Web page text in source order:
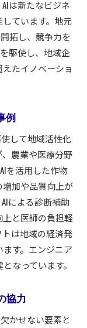
は新たなビジネ
ています。地元
拓し、競争力を
駆使し、地域企
たイノベーショ
例
して地域活性化
農業や医療分野
を活用した作物
加や品質向上が
による診断補助
と医師の負担軽
は地域の経済発
す。エンジニア
なっています。
協力
かせない要素と